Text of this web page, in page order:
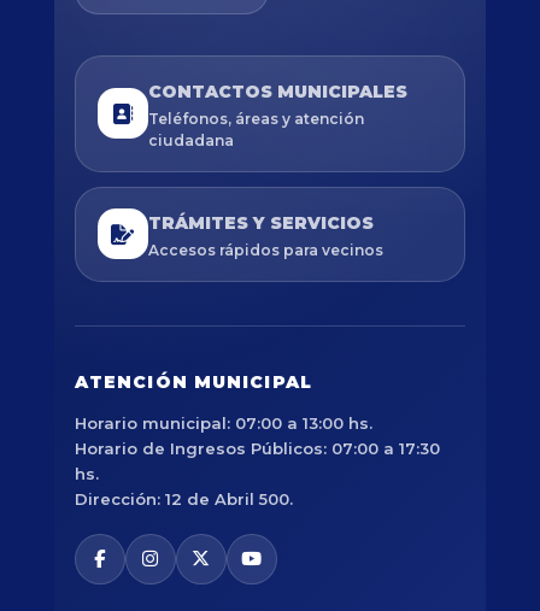
CONTACTOS MUNICIPALES
Teléfonos, áreas y atención
ciudadana
TRÁMITES Y SERVICIOS
Accesos rápidos para vecinos
ATENCIÓN MUNICIPAL
Horario municipal: 07:00 a 13:00 hs.
Horario de Ingresos Públicos: 07:00 a 17:30
hs.
Dirección: 12 de Abril 500.